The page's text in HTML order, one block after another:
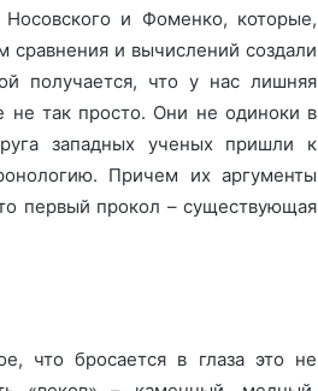
и Фоменко, которые,
и вычислений создали
получается, что у нас лишняя
не так просто. Они не одиноки в
западных ученых пришли к
Причем их аргументы
первый прокол – существующая
что бросается в глаза это не